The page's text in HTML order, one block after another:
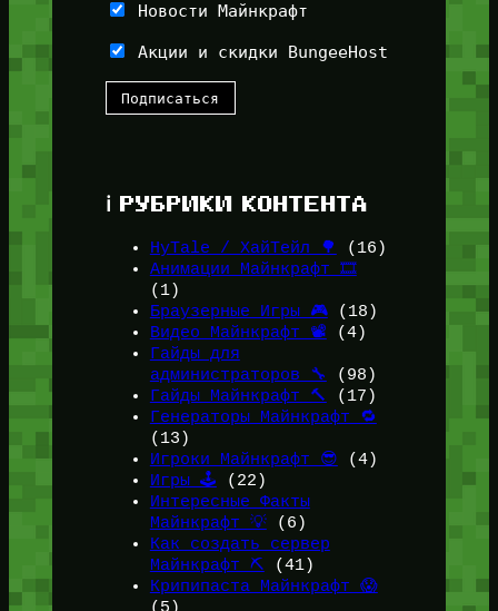
Новости Майнкрафт
Акции и скидки BungeeHost
ℹ️ РУБРИКИ КОНТЕНТА
HyTale / ХайТейл 🌳
(16)
Анимации Майнкрафт 🎞️
(1)
Браузерные Игры 🎮(18)
Видео Майнкрафт 📽️ (4)
Гайды для
администраторов 🔧
(98)
Гайды Майнкрафт 🔨
(17)
Генераторы Майнкрафт 🔁
(13)
Игроки Майнкрафт 😎 (4)
Игры 🕹️ (22)
Интересные Факты
Майнкрафт 💡(6)
Как создать сервер
Майнкрафт ⛏️ (41)
Крипипаста Майнкрафт 😱